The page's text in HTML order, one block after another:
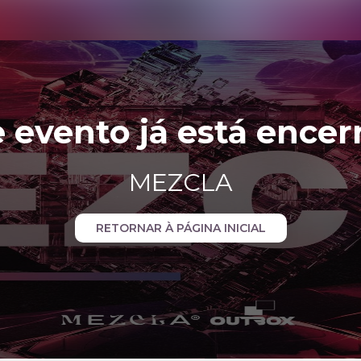
evento já está
MEZCLA
RETORNAR À PÁGINA INICIAL